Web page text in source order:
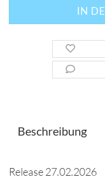
Beschreibung
Release 27.02.2026